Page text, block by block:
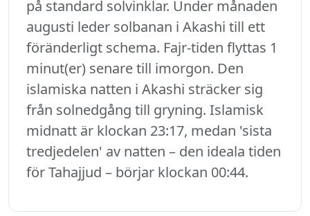
på standard solvinklar. Under månaden
augusti leder solbanan i Akashi till ett
föränderligt schema. Fajr-tiden flyttas 1
minut(er) senare till imorgon. Den
islamiska natten i Akashi sträcker sig
från solnedgång till gryning. Islamisk
midnatt är klockan 23:17, medan 'sista
tredjedelen' av natten – den ideala tiden
för Tahajjud – börjar klockan 00:44.